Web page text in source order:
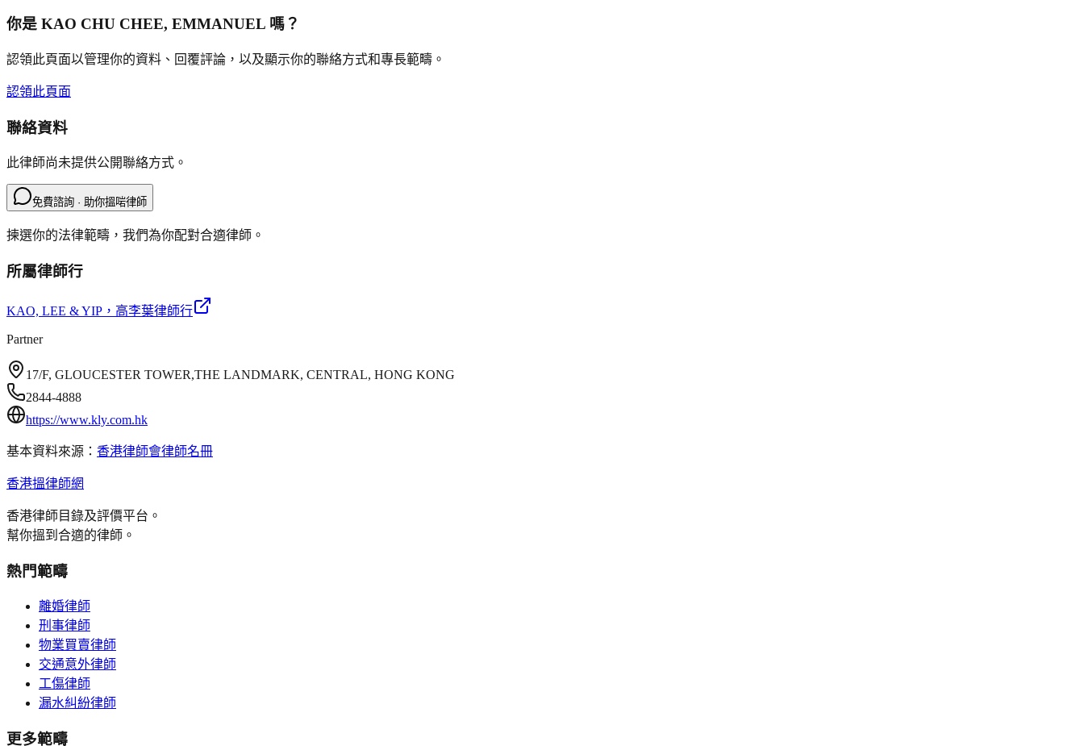
你是 KAO CHU CHEE, EMMANUEL 嗎？
認領此頁面以管理你的資料、回覆評論，以及顯示你的聯絡方式和專長範疇。
認領此頁面
聯絡資料
此律師尚未提供公開聯絡方式。
免費諮詢 · 助你搵啱律師
揀選你的法律範疇，我們為你配對合適律師。
所屬律師行
KAO, LEE & YIP ，高李葉律師行
Partner
17/F, GLOUCESTER TOWER,THE LANDMARK, CENTRAL, HONG KONG
2844-4888
https://www.kly.com.hk
基本資料來源： 香港律師會律師名冊
香港搵律師網
香港律師目錄及評價平台。
幫你搵到合適的律師。
熱門範疇
離婚律師
刑事律師
物業買賣律師
交通意外律師
工傷律師
漏水糾紛律師
更多範疇